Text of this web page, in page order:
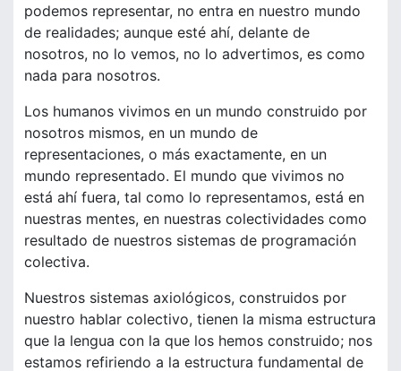
podemos representar, no entra en nuestro mundo
de realidades; aunque esté ahí, delante de
nosotros, no lo vemos, no lo advertimos, es como
nada para nosotros.
Los humanos vivimos en un mundo construido por
nosotros mismos, en un mundo de
representaciones, o más exactamente, en un
mundo representado. El mundo que vivimos no
está ahí fuera, tal como lo representamos, está en
nuestras mentes, en nuestras colectividades como
resultado de nuestros sistemas de programación
colectiva.
Nuestros sistemas axiológicos, construidos por
nuestro hablar colectivo, tienen la misma estructura
que la lengua con la que los hemos construido; nos
estamos refiriendo a la estructura fundamental de